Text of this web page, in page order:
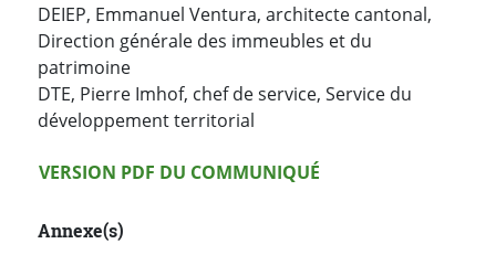
DEIEP, Emmanuel Ventura, architecte cantonal,
Direction générale des immeubles et du
patrimoine
DTE, Pierre Imhof, chef de service, Service du
développement territorial
Version PDF
VERSION PDF DU COMMUNIQUÉ
Annexe(s)